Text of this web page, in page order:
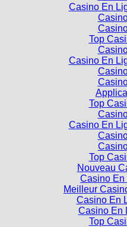
Casino En
Top
Casino En
Top
Casino En
Top
Nouveau
Casino
Meilleur
Casino En
Casino En
Top